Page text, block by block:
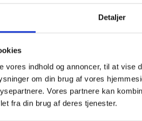
Detaljer
vores indhold og annoncer, til at vise
om din brug af vores
Vores partnere kan
fra din brug af deres tjenester.